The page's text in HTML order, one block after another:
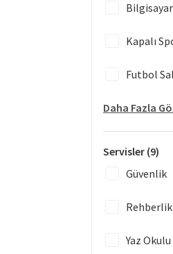
Kapalı
Futbol
Daha Fazla
Servisler (9)
Güvenlik
Rehberlik
Yaz Okulu